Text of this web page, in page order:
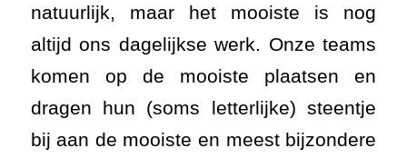
natuurlijk, maar het mooiste is nog
altijd ons dagelijkse werk. Onze teams
komen op de mooiste plaatsen en
dragen hun (soms letterlijke) steentje
bij aan de mooiste en meest bijzondere